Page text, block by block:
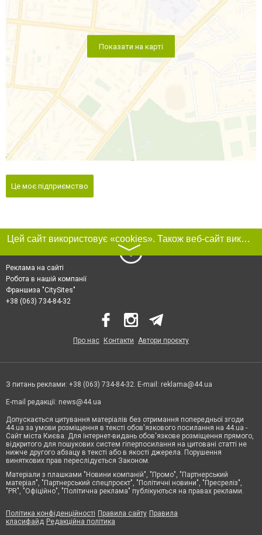
Показати на карті
Це моє підприємство
Цей сайт використовує «cookies». Також веб-сайт використовує інтернет-сервіс для збору технічних даних стосовно відвідувачів з метою отримання маркетингової та статистичної інформації. Умови обробки даних відвідувачів сайту див.
〉
Реклама на сайті
Робота в нашій компанії
Франшиза "CitySites"
+38 (063) 734-84-32
Про нас Контакти Автори проєкту
З питань реклами: +38 (063) 734-84-32. E-mail: reklama@44.ua
E-mail редакції: news@44.ua
Допускається цитування матеріалів без отримання попередньої згоди
44.ua за умови розміщення в тексті обов'язкового посилання на 44.ua -
Сайт міста Києва. Для інтернет-видань обов'язкове розміщення прямого,
відкритого для пошукових систем гіперпосилання на цитовані статті не
нижче другого абзацу в тексті або в якості джерела. Порушення
виняткових прав переслідується Законом.
Матеріали з плашками "Новини компаній", "Промо", "Партнерський
матеріал", "Партнерський спецпроєкт", "Політичні новини", "Пресреліз",
"PR", "Офіційно", "Політична реклама" публікуються на правах реклами.
Політика конфіденційності Правила сайту Правила
класифайд Редакційна політика